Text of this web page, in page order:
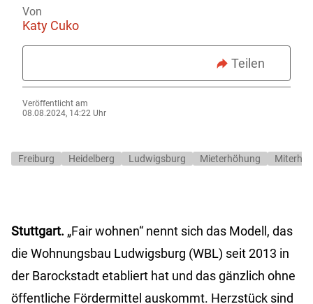
Von
Katy Cuko
Teilen
Veröffentlicht am
08.08.2024, 14:22 Uhr
Freiburg Heidelberg Ludwigsburg Mieterhöhung
Stuttgart. „Fair wohnen“ nennt sich das Modell, das
die Wohnungsbau Ludwigsburg (WBL) seit 2013 in
der Barockstadt etabliert hat und das gänzlich ohne
öffentliche Fördermittel auskommt. Herzstück sind